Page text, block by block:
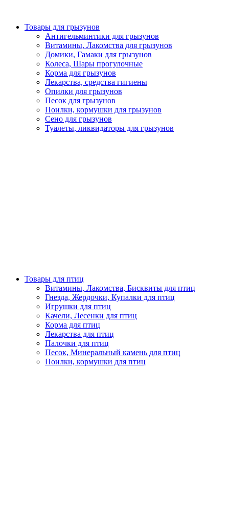
Товары для грызунов
Антигельминтики для грызунов
Витамины, Лакомства для грызунов
Домики, Гамаки для грызунов
Колеса, Шары прогулочные
Корма для грызунов
Лекарства, средства гигиены
Опилки для грызунов
Песок для грызунов
Поилки, кормушки для грызунов
Сено для грызунов
Туалеты, ликвидаторы для грызунов
Товары для птиц
Витамины, Лакомства, Бисквиты для птиц
Гнезда, Жердочки, Купалки для птиц
Игрушки для птиц
Качели, Лесенки для птиц
Корма для птиц
Лекарства для птиц
Палочки для птиц
Песок, Минеральный камень для птиц
Поилки, кормушки для птиц